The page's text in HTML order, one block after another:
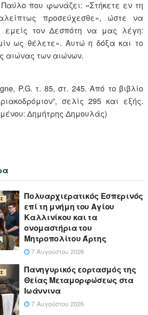
που φωνάζει: «Στήκετε εν τη
προσεύχεσθε», ώστε να
εμείς τον Δεσπότη να μας λέγη:
ως θέλετε». Αυτώ η δόξα και το
αιώνας των αιώνων.
P.G. τ. 85, στ. 245. Από το βιβλίο
σελίς 295 και εξής.
Δημήτρης Δημουλάς)
Πολυαρχιερατικός Εσπερινός
επί τη μνήμη του Αγίου
Καλλινίκου και τα
ονομαστήρια του
Μητροπολίτου Άρτης
7 Αυγούστου 2026
Πανηγυρικός εορτασμός της
Θείας Μεταμορφώσεως στα
Ιωάννινα
7 Αυγούστου 2026